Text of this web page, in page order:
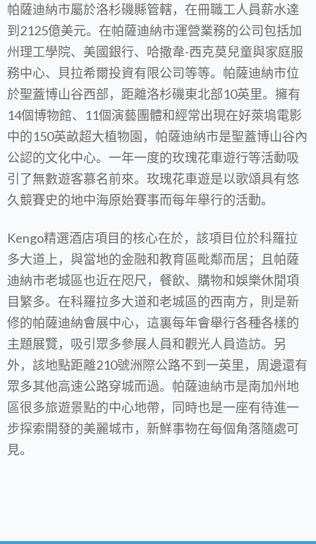
帕薩迪納市屬於洛杉磯縣管轄，在冊職工人員薪水達
到2125億美元。在帕薩迪納市運營業務的公司包括加
州理工學院、美國銀行、哈撒韋-西克莫兒童與家庭服
務中心、貝拉希爾投資有限公司等等。帕薩迪納市位
於聖蓋博山谷西部，距離洛杉磯東北部10英里。擁有
14個博物館、11個演藝團體和經常出現在好萊塢電影
中的150英畝超大植物園，帕薩迪納市是聖蓋博山谷內
公認的文化中心。一年一度的玫瑰花車遊行等活動吸
引了無數遊客慕名前來。玫瑰花車遊是以歌頌具有悠
久競賽史的地中海原始賽事而每年舉行的活動。
Kengo精選酒店項目的核心在於，該項目位於科羅拉
多大道上，與當地的金融和教育區毗鄰而居；且帕薩
迪納市老城區也近在咫尺，餐飲、購物和娛樂休閒項
目繁多。在科羅拉多大道和老城區的西南方，則是新
修的帕薩迪納會展中心，這裏每年會舉行各種各樣的
主題展覽，吸引眾多參展人員和觀光人員造訪。另
外，該地點距離210號洲際公路不到一英里，周邊還有
眾多其他高速公路穿城而過。帕薩迪納市是南加州地
區很多旅遊景點的中心地帶，同時也是一座有待進一
步探索開發的美麗城市，新鮮事物在每個角落隨處可
見。